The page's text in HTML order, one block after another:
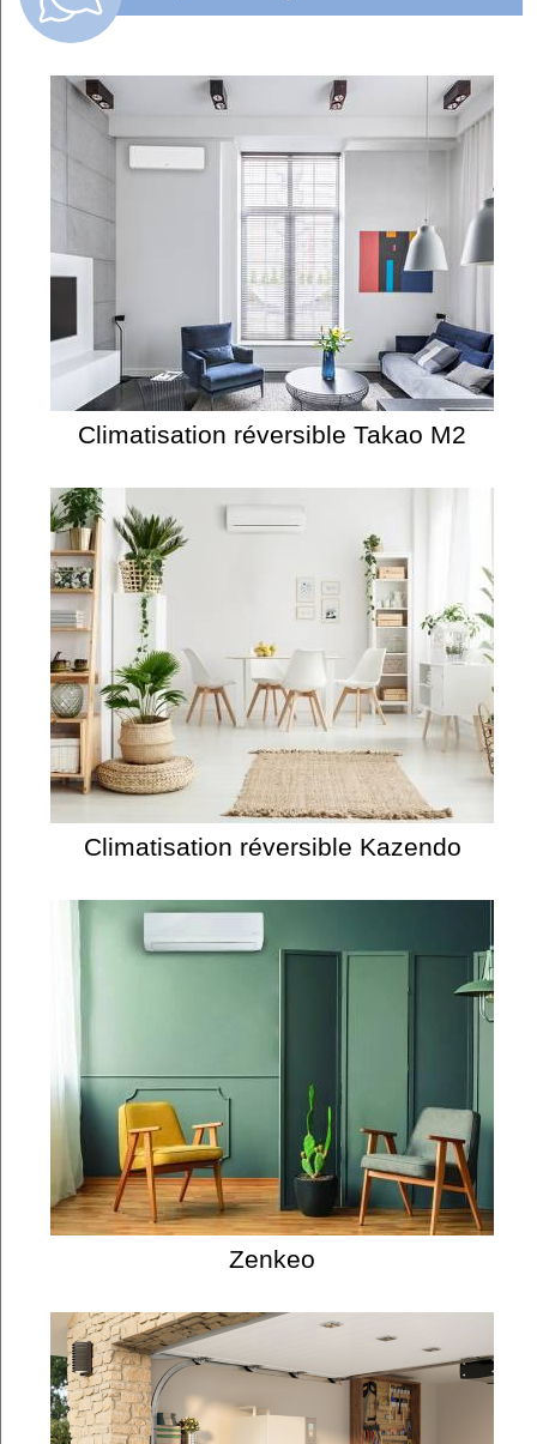
Climatisation réversible Takao M2
Climatisation réversible Kazendo
Zenkeo